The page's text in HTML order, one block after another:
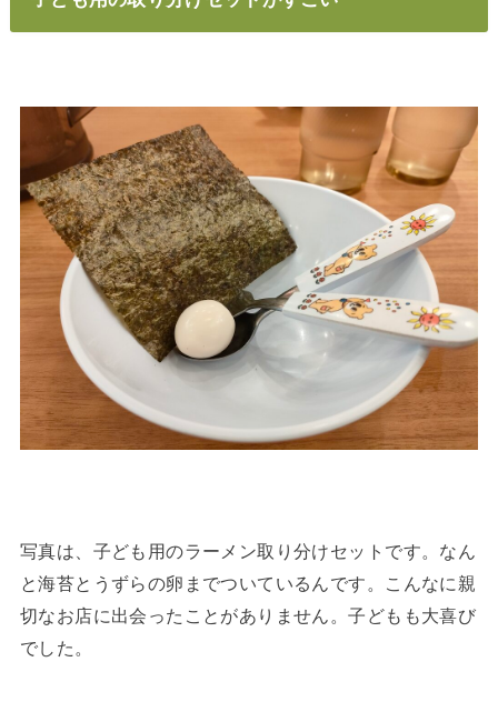
写真は、子ども用のラーメン取り分けセットです。なん
と海苔とうずらの卵までついているんです。こんなに親
切なお店に出会ったことがありません。子どもも大喜び
でした。